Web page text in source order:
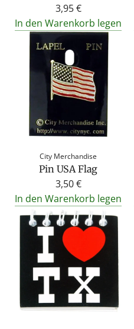
3,95 €
In den Warenkorb legen
City Merchandise
Pin USA Flag
3,50 €
In den Warenkorb legen